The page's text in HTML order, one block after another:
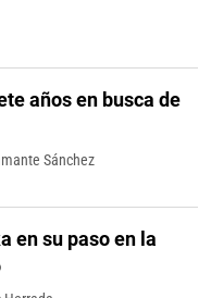
años en busca de
Sánchez
en su paso en la